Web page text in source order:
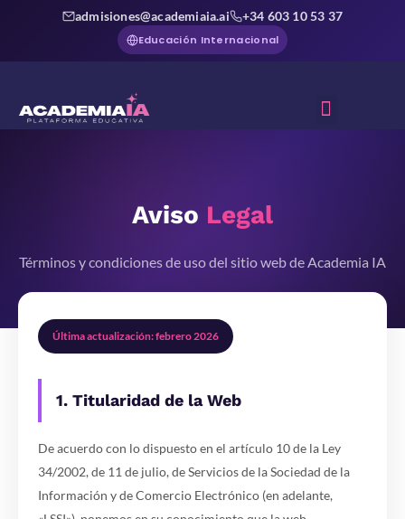
admisiones@academiaia.ai +34 603 10 53 37
Educación Internacional
Aviso Legal
Términos y condiciones de uso del sitio web de Academia IA
Última actualización: febrero 2026
1. Titularidad de la Web
De acuerdo con lo dispuesto en el artículo 10 de la Ley
34/2002, de 11 de julio, de Servicios de la Sociedad de la
Información y de Comercio Electrónico (en adelante,